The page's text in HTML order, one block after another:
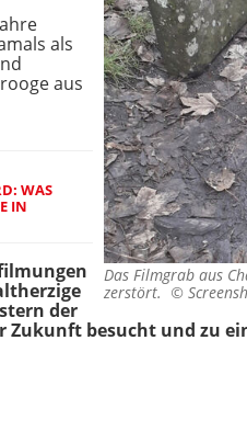
Das Filmgrab aus
zerstört. ©
als
aus
WAS
IN
der
Zukunft besucht und zu